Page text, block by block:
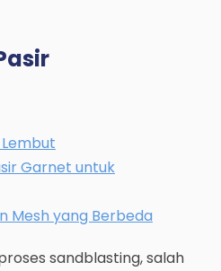
Garnet untuk
Mesh yang Berbeda
sandblasting, salah